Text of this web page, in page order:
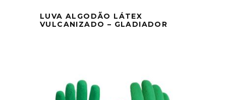
LUVA ALGODÃO LÁTEX
VULCANIZADO – GLADIADOR